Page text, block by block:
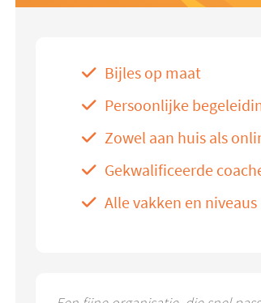
Bijles op maat
Persoonlijke
Zowel aan huis als
Gekwalificeerde
Alle vakken en niveaus